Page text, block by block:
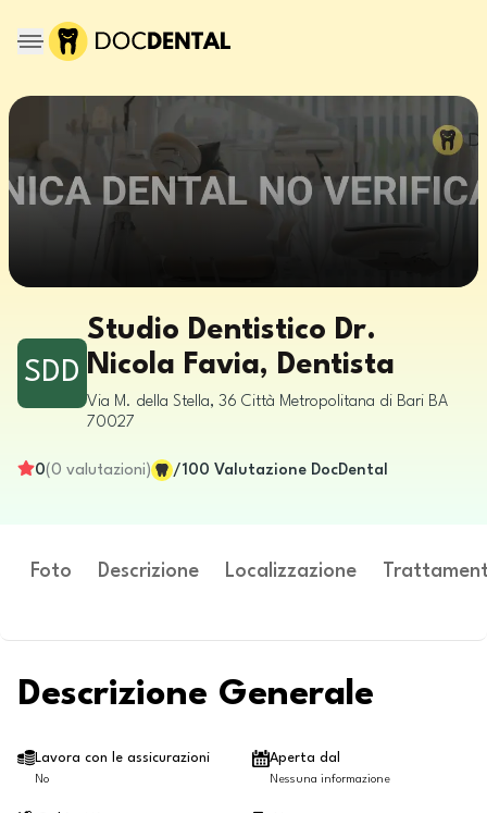
SDD
Studio Dentistico Dr.
Nicola Favia, Dentista
Via M. della Stella, 36 Città Metropolitana di Bari BA
70027
0(0 valutazioni) /100 Valutazione DocDental
Foto Descrizione Localizzazione
Descrizione Generale
Lavora con le assicurazioni
No
Aperta dal
Nessuna informazione